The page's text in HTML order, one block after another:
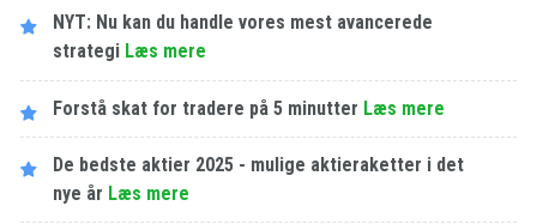
NYT: Nu kan du handle vores mest avancerede
strategi Læs mere
Forstå skat for tradere på 5 minutter Læs mere
De bedste aktier 2025 - mulige aktieraketter i det
nye år Læs mere